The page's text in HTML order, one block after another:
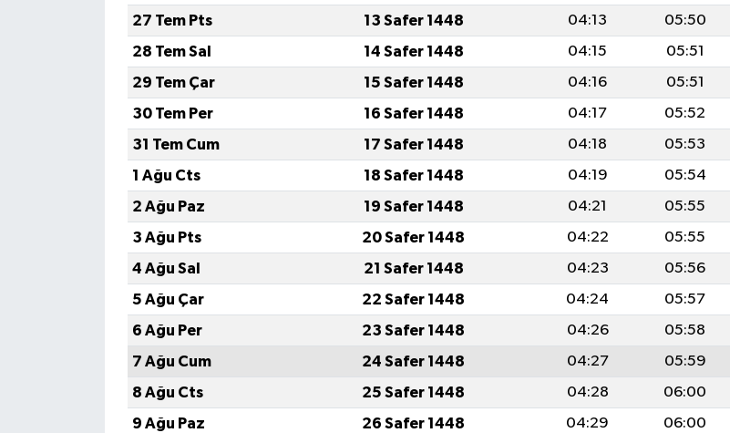
27 Tem Pts
13 Safer 1448 04:13 05:50
28 Tem Sal
14 Safer 1448 04:15 05:51
29 Tem Çar
15 Safer 1448 04:16 05:51
30 Tem Per
16 Safer 1448 04:17 05:52
31 Tem Cum
17 Safer 1448 04:18 05:53
1 Ağu Cts
18 Safer 1448 04:19 05:54
2 Ağu Paz
19 Safer 1448 04:21 05:55
3 Ağu Pts
20 Safer 1448 04:22 05:55
4 Ağu Sal
21 Safer 1448 04:23 05:56
5 Ağu Çar
22 Safer 1448 04:24 05:57
6 Ağu Per
23 Safer 1448 04:26 05:58
7 Ağu Cum
24 Safer 1448 04:27 05:59
8 Ağu Cts
25 Safer 1448 04:28 06:00
9 Ağu Paz
26 Safer 1448 04:29 06:00